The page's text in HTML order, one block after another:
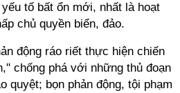
tố bất ổn mới, nhất là hoạt
chủ quyền biển, đảo.
động ráo riết thực hiện chiến
chống phá với những thủ đoạn
quyệt; bọn phản động, tội phạm